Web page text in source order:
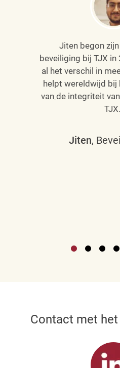
Jiten begon
beveiliging bij TJX
al het verschil in
helpt wereldwijd bij
van de integriteit
TJX.
Jiten,
Contact met